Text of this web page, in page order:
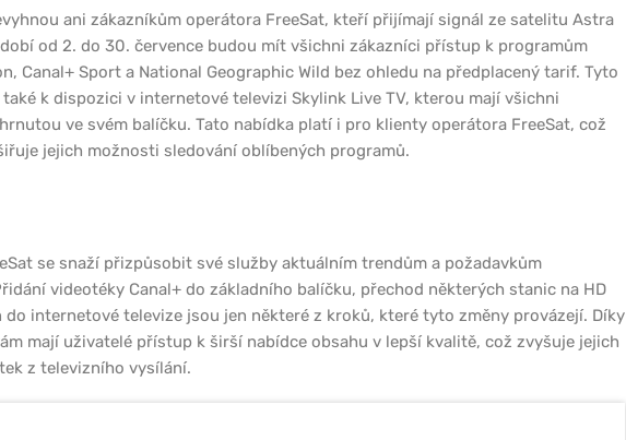
ani zákazníkům operátora FreeSat, kteří přijímají signál ze satelitu Astra
od 2. do 30. července budou mít všichni zákazníci přístup k programům
Canal+ Sport a National Geographic Wild bez ohledu na předplacený tarif. Tyto
k dispozici v internetové televizi Skylink Live TV, kterou mají všichni
ve svém balíčku. Tato nabídka platí i pro klienty operátora FreeSat, což
jejich možnosti sledování oblíbených programů.
se snaží přizpůsobit své služby aktuálním trendům a požadavkům
videotéky Canal+ do základního balíčku, přechod některých stanic na HD
do internetové televize jsou jen některé z kroků, které tyto změny provázejí. Díky
mají uživatelé přístup k širší nabídce obsahu v lepší kvalitě, což zvyšuje jejich
z televizního vysílání.